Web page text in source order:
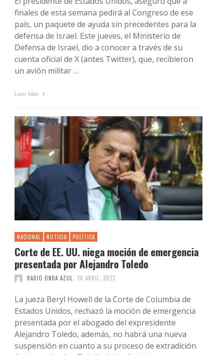
finales de esta semana pedirá al Congreso de ese
país, un paquete de ayuda sin precedentes para la
defensa de Israel. Este jueves, el Ministerio de
Defensa de Israel, dio a conocer a través de su
cuenta oficial de X (antes Twitter), que, recibieron
un avión militar …
Leer Más
NACIONAL NOTICIA POLÍTICA
Corte de EE. UU. niega moción de emergencia
presentada por Alejandro Toledo
RADIO ONDA AZUL 20 ABRIL, 2023
La jueza Beryl Howell de la Corte de Columbia de
Estados Unidos, rechazó la moción de emergencia
presentada por el abogado del expresidente
Alejandro Toledo, además, no habrá una nueva
suspensión en cuanto a su proceso de extradición.